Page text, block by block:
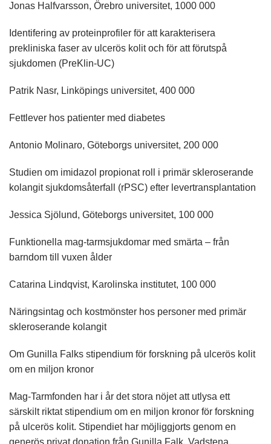
Jonas Halfvarsson, Örebro universitet, 1000 000
Identifering av proteinprofiler för att karakterisera
prekliniska faser av ulcerös kolit och för att förutspå
sjukdomen (PreKlin-UC)
Patrik Nasr, Linköpings universitet, 400 000
Fettlever hos patienter med diabetes
Antonio Molinaro, Göteborgs universitet, 200 000
Studien om imidazol propionat roll i primär skleroserande
kolangit sjukdomsåterfall (rPSC) efter levertransplantation
Jessica Sjölund, Göteborgs universitet, 100 000
Funktionella mag-tarmsjukdomar med smärta – från
barndom till vuxen ålder
Catarina Lindqvist, Karolinska institutet, 100 000
Näringsintag och kostmönster hos personer med primär
skleroserande kolangit
Om Gunilla Falks stipendium för forskning på ulcerös kolit
om en miljon kronor
Mag-Tarmfonden har i år det stora nöjet att utlysa ett
särskilt riktat stipendium om en miljon kronor för forskning
på ulcerös kolit. Stipendiet har möjliggjorts genom en